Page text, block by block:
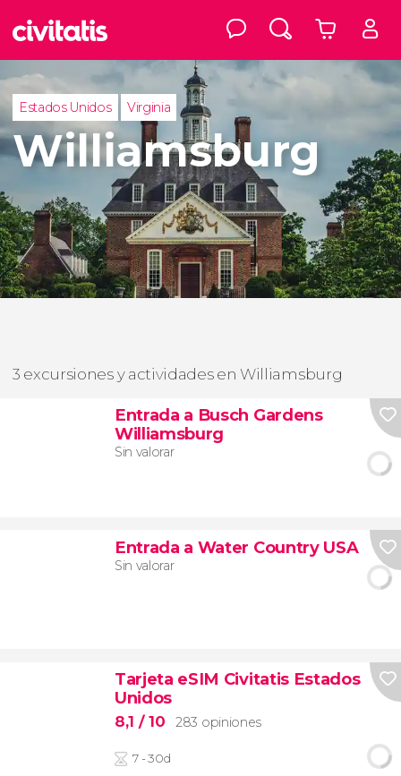
Estados Unidos Virginia
Williamsburg
3 excursiones y actividades en Williamsburg
Entrada a Busch Gardens
Williamsburg
Sin valorar
Entrada a Water Country USA
Sin valorar
Tarjeta eSIM Civitatis Estados
Unidos
8,1 / 10 283 opiniones
7 - 30d